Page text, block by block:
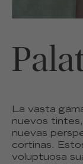
La vasta
nuevos
nuevas
cortinas.
voluptuosa